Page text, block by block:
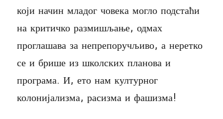
који начин младог човека могло подстаћи
на критичко размишљање, одмах
проглашава за непрепоручљиво, а неретко
се и брише из школских планова и
програма. И, ето нам културног
колонијализма, расизма и фашизма!